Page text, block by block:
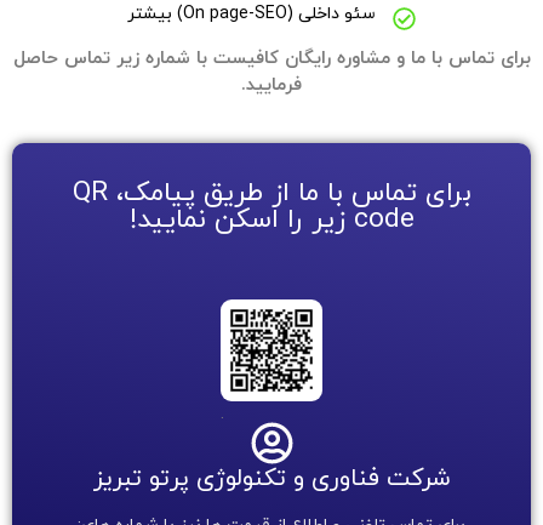
سئو داخلی (On page-SEO) بیشتر
برای تماس با ما و مشاوره رایگان کافیست با شماره زیر تماس حاصل
فرمایید.
برای تماس با ما از طریق پیامک، QR
code زیر را اسکن نمایید!
.
شرکت فناوری و تکنولوژی پرتو تبریز